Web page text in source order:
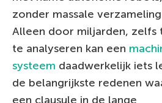
zonder massale
Alleen door miljarden, zelfs
te analyseren kan een
systeem daadwerkelijk iets
de belangrijkste redenen
een clausule in de lange